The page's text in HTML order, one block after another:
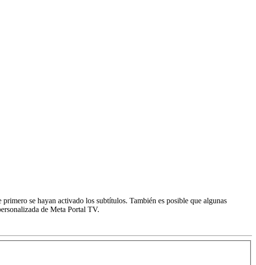
se hayan activado los subtítulos. También es posible que algunas
de Meta Portal TV.